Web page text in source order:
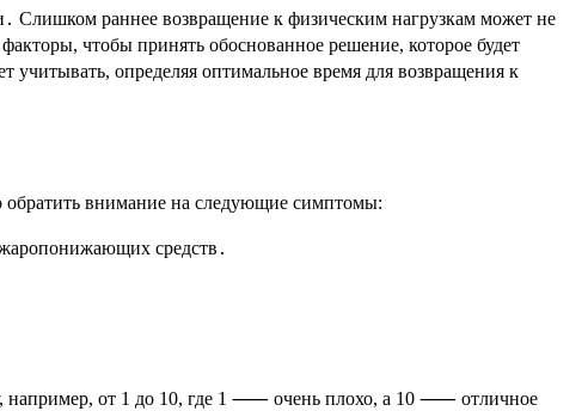
Слишком раннее возвращение к физическим нагрузкам может не
чтобы принять обоснованное решение, которое будет
учитывать, определяя оптимальное время для возвращения к
обратить внимание на следующие симптомы:
средств․
например, от 1 до 10, где 1 ⸺ очень плохо, а 10 ⸺ отличное